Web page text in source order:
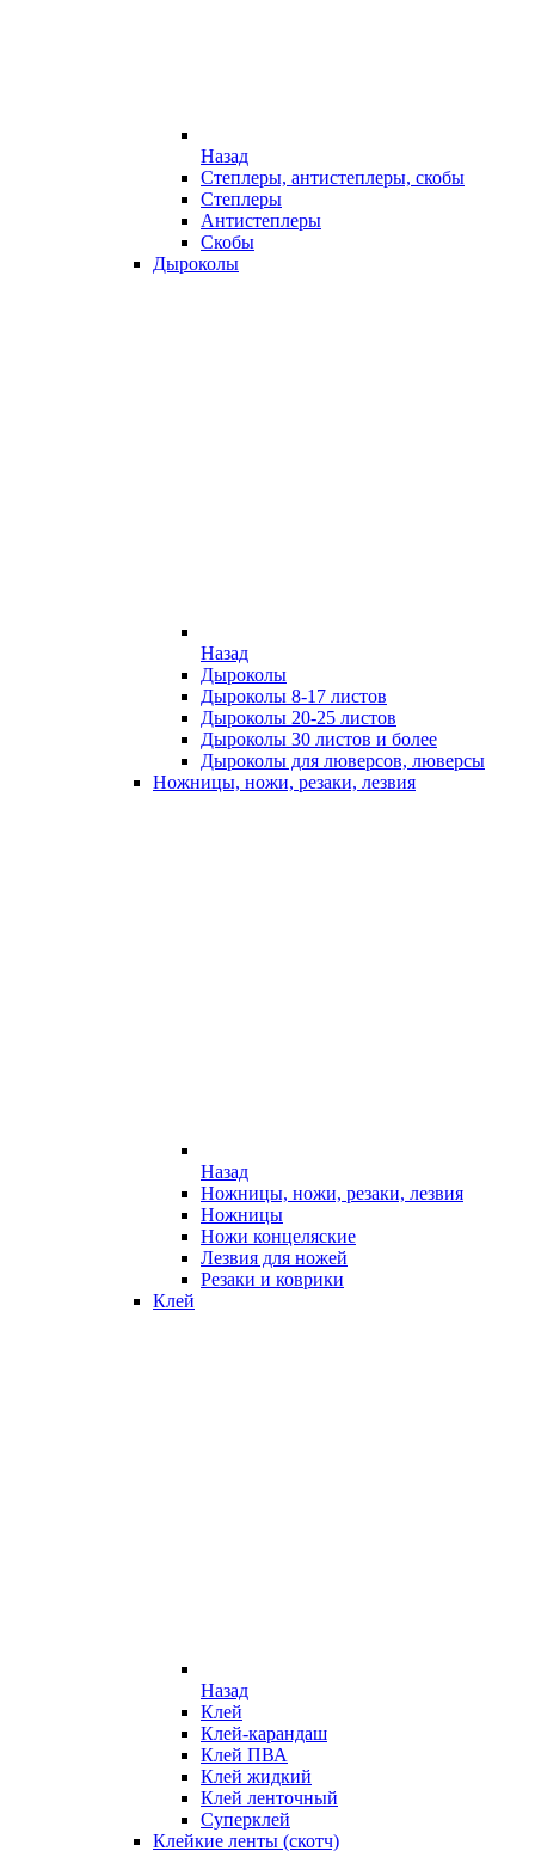
Назад
Степлеры, антистеплеры, скобы
Степлеры
Антистеплеры
Скобы
Дыроколы
Назад
Дыроколы
Дыроколы 8-17 листов
Дыроколы 20-25 листов
Дыроколы 30 листов и более
Дыроколы для люверсов, люверсы
Ножницы, ножи, резаки, лезвия
Назад
Ножницы, ножи, резаки, лезвия
Ножницы
Ножи концеляские
Лезвия для ножей
Резаки и коврики
Клей
Назад
Клей
Клей-карандаш
Клей ПВА
Клей жидкий
Клей ленточный
Суперклей
Клейкие ленты (скотч)